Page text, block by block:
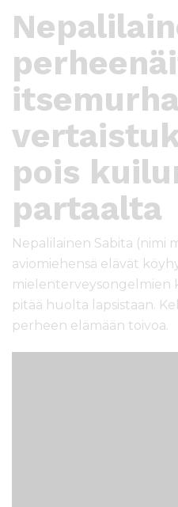
pois
partaalta
Nepalilainen Sabita
aviomiehensä elävät
mielenterveysongelmien
pitää huolta lapsistaan.
perheen elämään toivoa.